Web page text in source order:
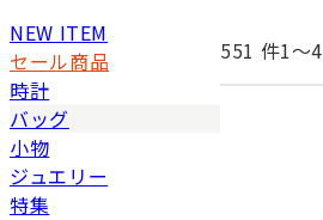
NEW ITEM
セール商品
時計
バッグ
小物
ジュエリー
特集
551 件1〜